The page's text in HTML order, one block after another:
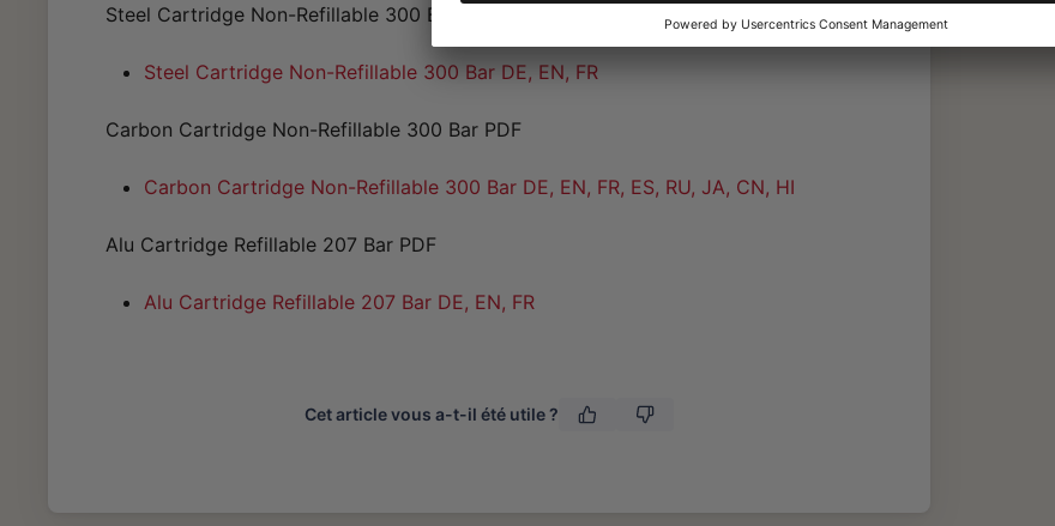
Steel Cartridge Non-Refillable 300 Bar PDF
Steel Cartridge Non-Refillable 300 Bar DE, EN, FR
Carbon Cartridge Non-Refillable 300 Bar PDF
Carbon Cartridge Non-Refillable 300 Bar DE, EN, FR, ES, RU, JA, CN, HI
Alu Cartridge Refillable 207 Bar PDF
Alu Cartridge Refillable 207 Bar DE, EN, FR